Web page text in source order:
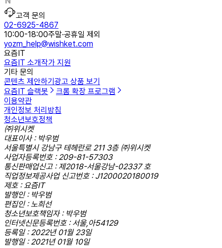
고객 문의
02-6925-4867
10:00-18:00주말·공휴일 제외
yozm_help@wishket.com
요즘IT
요즘IT 소개작가 지원
기타 문의
콘텐츠 제안하기 광고 상품 보기
요즘IT 슬랙봇
크롬 확장 프로그램
이용약관
개인정보 처리방침
청소년보호정책
㈜위시켓
대표이사 : 박우범
서울특별시 강남구 테헤란로 211 3층 ㈜위시켓
사업자등록번호 : 209-81-57303
통신판매업신고 : 제2018-서울강남-02337 호
직업정보제공사업 신고번호 : J1200020180019
제호 : 요즘IT
발행인 : 박우범
편집인 : 노희선
청소년보호책임자 : 박우범
인터넷신문등록번호 : 서울,아54129
등록일 : 2022년 01월 23일
발행일 : 2021년 01월 10일